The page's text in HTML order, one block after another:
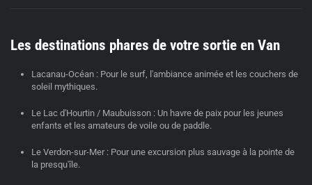
Les destinations phares de votre sortie en Van
Lacanau-Océan : Pour le surf, l'ambiance animée et les couchers de
soleil mythiques.
Le Lac d'Hourtin / Maubuisson : Un havre de paix pour les jeunes
enfants et les amateurs de voile ou de paddle.
Le Verdon-sur-Mer : Pour une excursion plus sauvage à la pointe de
la presqu'île.